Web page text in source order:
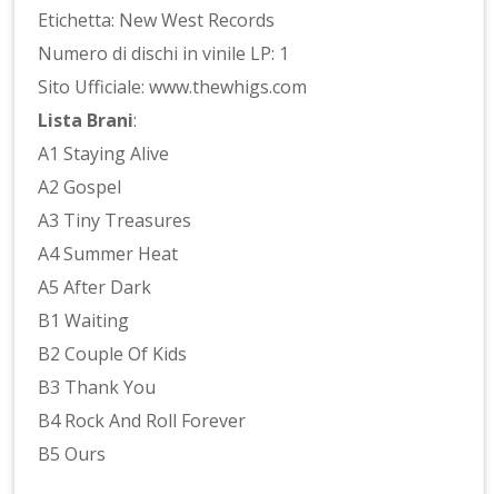
Etichetta: New West Records
Numero di dischi in vinile LP: 1
Sito Ufficiale: www.thewhigs.com
Lista Brani:
A1 Staying Alive
A2 Gospel
A3 Tiny Treasures
A4 Summer Heat
A5 After Dark
B1 Waiting
B2 Couple Of Kids
B3 Thank You
B4 Rock And Roll Forever
B5 Ours